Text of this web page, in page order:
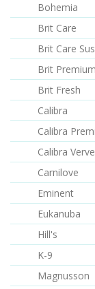
Bohemia
Brit Care
Brit Care
Brit Premium
Brit Fresh
Calibra
Calibra
Calibra Verve
Carnilove
Eminent
Eukanuba
Hill's
K-9
Magnusson